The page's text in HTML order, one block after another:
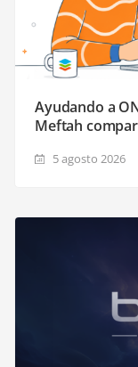
Ayudando a
Meftah
5 agosto 2026